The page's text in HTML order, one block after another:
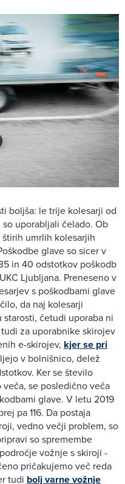
boljša: le trije kolesarji od
uporabljali čelado. Ob
umrlih kolesarjih
glave so sicer v
in 40 odstotkov poškodb
Ljubljana. Preneseno v
s poškodbami glave
da naj kolesarji
četudi uporaba ni
za uporabnike skirojev
e-skirojev, kjer se pri
v bolnišnico, delež
Ker se število
se posledično veča
glave. V letu 2019
pa 116. Da postaja
vedno večji problem, so
so spremembe
vožnje s skiroji -
pričakujemo več reda
tudi bolj varne vožnje